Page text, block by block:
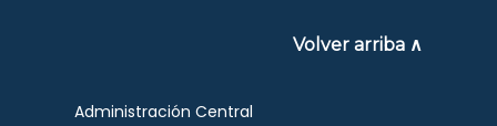
Volver arriba ∧
Administración Central